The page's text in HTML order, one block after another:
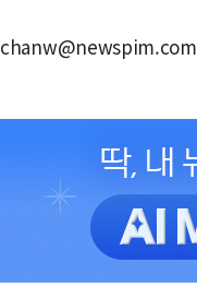
chanw@newspim.com